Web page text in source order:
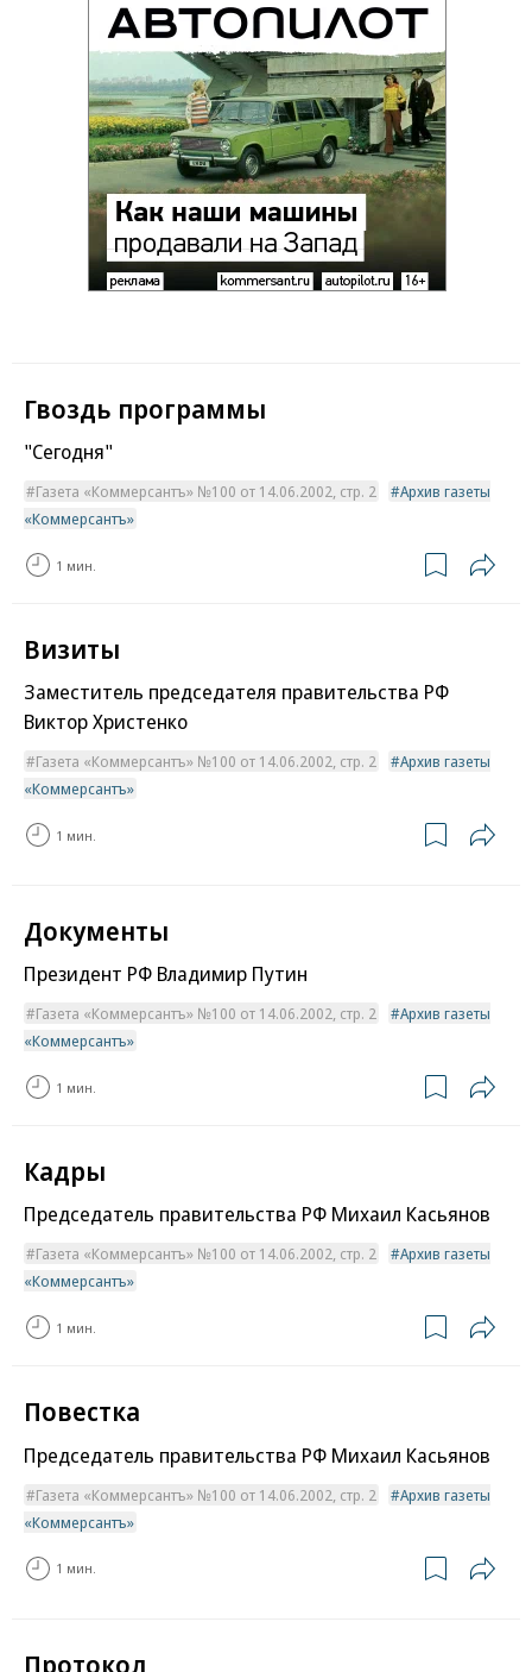
Гвоздь программы
"Сегодня"
Газета «Коммерсантъ» №100 от 14.06.2002, стр. 2
Архив газеты
«Коммерсантъ»
1 мин.
Визиты
Заместитель председателя правительства РФ
Виктор Христенко
Газета «Коммерсантъ» №100 от 14.06.2002, стр. 2
Архив газеты
«Коммерсантъ»
1 мин.
Документы
Президент РФ Владимир Путин
Газета «Коммерсантъ» №100 от 14.06.2002, стр. 2
Архив газеты
«Коммерсантъ»
1 мин.
Кадры
Председатель правительства РФ Михаил Касьянов
Газета «Коммерсантъ» №100 от 14.06.2002, стр. 2
Архив газеты
«Коммерсантъ»
1 мин.
Повестка
Председатель правительства РФ Михаил Касьянов
Газета «Коммерсантъ» №100 от 14.06.2002, стр. 2
Архив газеты
«Коммерсантъ»
1 мин.
Протокол